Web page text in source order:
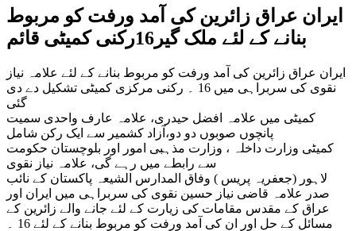
ایران عراق زائرین کی آمد ورفت کو مربوط
بنانے کے لئے ملک گیر16رکنی کمیٹی قائم
ایران عراق زائرین کی آمد ورفت کو مربوط بنانے کے لئے علامہ نیاز
نقوی کی سربراہی میں 16 ۔ رکنی مرکزی کمیٹی تشکیل دے دی
گئی
کمیٹی میں علامہ افضل حیدری، علامہ عارف واحدی سمیت
پانچوں صوبوں دو دو،آزاد کشمیر سے ایک رکن شامل
کمیٹی وزارت داخلہ ، وزارت مذہبی امور اور بلوچستان حکومت
سے رابطے میں رہے گی، علامہ نیاز نقوی
لاہور (جعفریہ پریس ) وفاق المدارس الشیعہ پاکستان کے نائب
صدر علامہ قاضی نیاز حسین نقوی کی سربراہی میں ایران اور
عراق کے مقدس مقامات کی زیارت کے لئے جانے والے زائرین کے